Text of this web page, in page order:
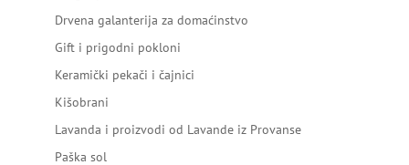
Drvena galanterija za domaćinstvo
Gift i prigodni pokloni
Keramički pekači i čajnici
Kišobrani
Lavanda i proizvodi od Lavande iz Provanse
Paška sol